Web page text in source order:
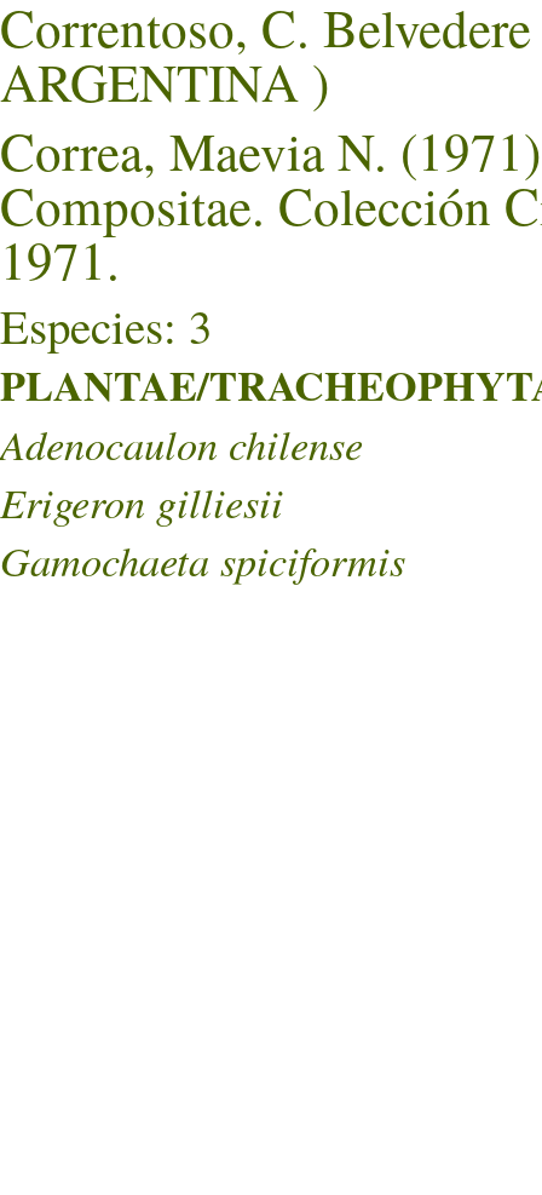
Correntoso, C.
ARGENTINA )
Correa, Maevia N.
Compositae. Colección
1971.
Especies: 3
PLANTAE/
Adenocaulon chilense
Erigeron gilliesii
Gamochaeta spiciformis